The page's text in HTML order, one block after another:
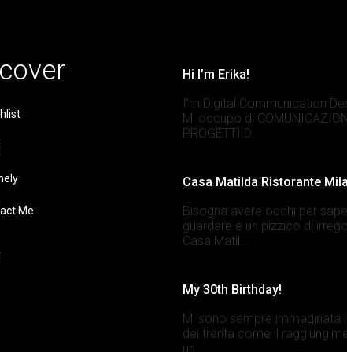
Me
Hi I’m Erika!
I’m Digital Communication
Mi occupo di
PROGETTI D...
Casa Matilda Ristorante
Bisogna avere occhi per
guardare e un pizzico di
Casa Matil...
My 30th Birthday!
Mi sono sempre immaginata
dei trenta come il
un...